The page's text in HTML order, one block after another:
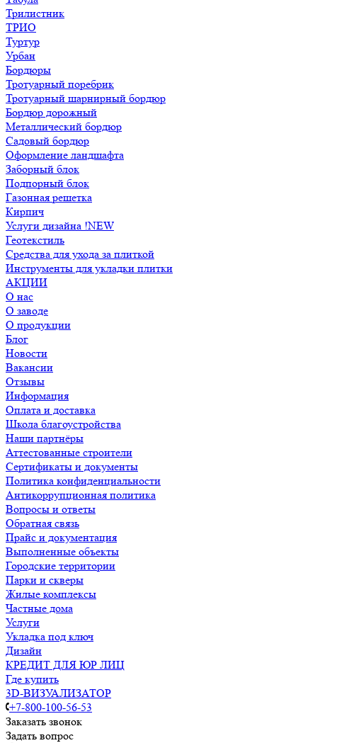
Трилистник
ТРИО
Туртур
Урбан
Бордюры
Тротуарный поребрик
Тротуарный шарнирный бордюр
Бордюр дорожный
Металлический бордюр
Садовый бордюр
Оформление ландшафта
Заборный блок
Подпорный блок
Газонная решетка
Кирпич
Услуги дизайна !NEW
Геотекстиль
Средства для ухода за плиткой
Инструменты для укладки плитки
АКЦИИ
О нас
О заводе
О продукции
Блог
Новости
Вакансии
Отзывы
Информация
Оплата и доставка
Школа благоустройства
Наши партнёры
Аттестованные строители
Сертификаты и документы
Политика конфиденциальности
Антикоррупционная политика
Вопросы и ответы
Обратная связь
Прайс и документация
Выполненные объекты
Городские территории
Парки и скверы
Жилые комплексы
Частные дома
Услуги
Укладка под ключ
Дизайн
КРЕДИТ ДЛЯ ЮР ЛИЦ
Где купить
3D-ВИЗУАЛИЗАТОР
+7-800-100-56-53
Заказать звонок
Задать вопрос